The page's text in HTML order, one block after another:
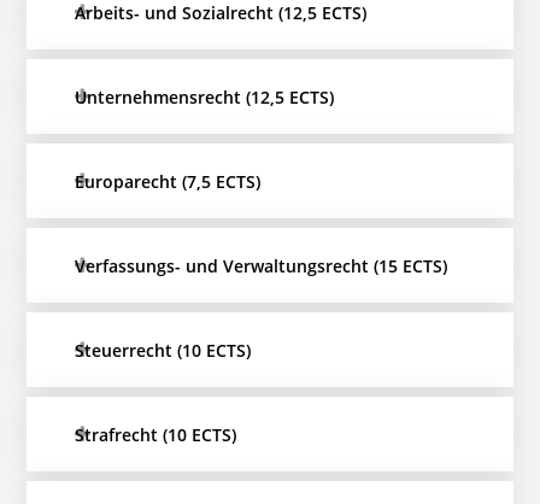
Arbeits- und Sozialrecht (12,5 ECTS)
Unternehmensrecht (12,5 ECTS)
Europarecht (7,5 ECTS)
Verfassungs- und Verwaltungsrecht (15 ECTS)
Steuerrecht (10 ECTS)
Strafrecht (10 ECTS)